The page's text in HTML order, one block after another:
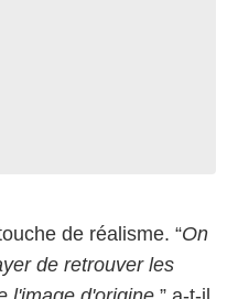
de réalisme. “On
de retrouver les